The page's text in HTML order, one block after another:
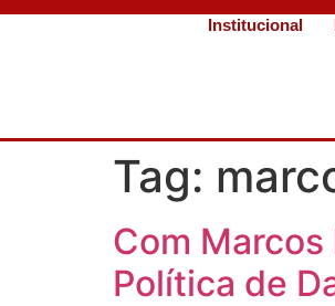
Institucional
Tag:
Com
Política de